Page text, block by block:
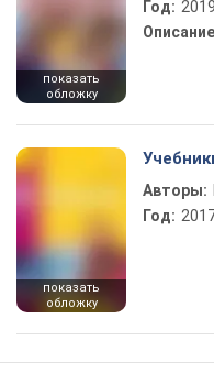
показать
обложку
Год: 2019
показать
обложку
Авторы:
Год: